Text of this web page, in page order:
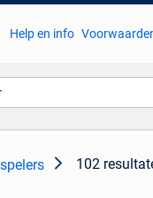
Help en info
102